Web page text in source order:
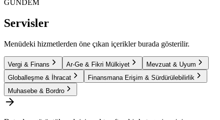
GÜNDEM
Servisler
Menüdeki hizmetlerden öne çıkan içerikler burada gösterilir.
Vergi & Finans Ar-Ge & Fikri Mülkiyet
Mevzuat & Uyum
Globalleşme & İhracat
Finansmana Erişim & Sürdürülebilirlik
Muhasebe & Bordro